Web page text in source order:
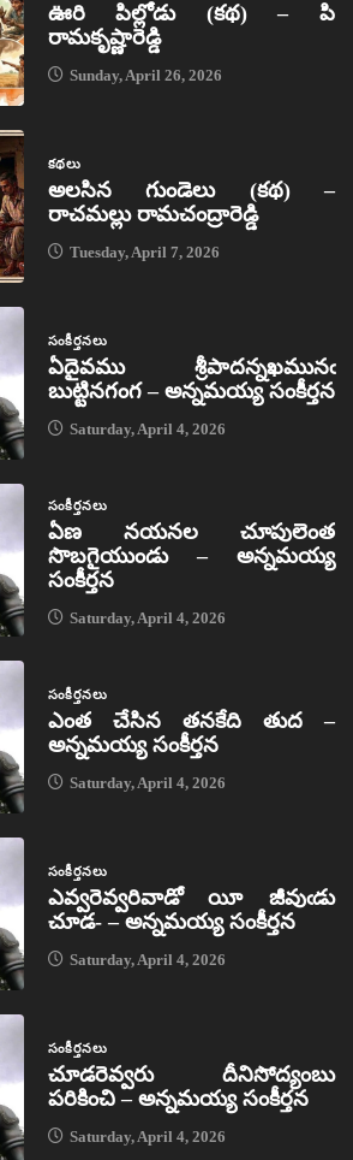
ఊరి పిల్లోడు (కథ) – పి
రామకృష్ణారెడ్డి
Sunday, April 26, 2026
కథలు
అలసిన గుండెలు (కథ) –
రాచమల్లు రామచంద్రారెడ్డి
Tuesday, April 7, 2026
సంకీర్తనలు
ఏదైవము శ్రీపాదన్నఖమునఁ
బుట్టినగంగ – అన్నమయ్య సంకీర్తన
Saturday, April 4, 2026
సంకీర్తనలు
ఏణ నయనల చూపులెంత
సొబగైయుండు – అన్నమయ్య
సంకీర్తన
Saturday, April 4, 2026
సంకీర్తనలు
ఎంత చేసిన తనకేది తుద –
అన్నమయ్య సంకీర్తన
Saturday, April 4, 2026
సంకీర్తనలు
ఎవ్వరెవ్వరివాడో యీ జీవుఁడు
చూడ- – అన్నమయ్య సంకీర్తన
Saturday, April 4, 2026
సంకీర్తనలు
చూడరెవ్వరు దీనిసోద్యంబు
పరికించి – అన్నమయ్య సంకీర్తన
Saturday, April 4, 2026